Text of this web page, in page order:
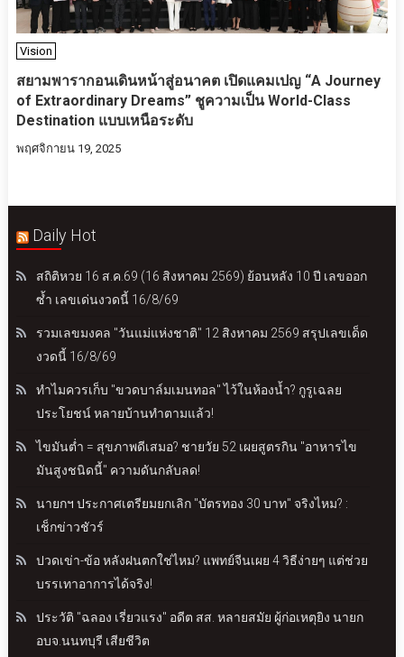
Vision
สยามพารากอนเดินหน้าสู่อนาคต เปิดแคมเปญ “A Journey
of Extraordinary Dreams” ชูความเป็น World-Class
Destination แบบเหนือระดับ
พฤศจิกายน 19, 2025
Daily Hot
สถิติหวย 16 ส.ค.69 (16 สิงหาคม 2569) ย้อนหลัง 10 ปี เลขออก
ซ้ำ เลขเด่นงวดนี้ 16/8/69
รวมเลขมงคล "วันแม่แห่งชาติ" 12 สิงหาคม 2569 สรุปเลขเด็ด
งวดนี้ 16/8/69
ทำไมควรเก็บ "ขวดบาล์มเมนทอล" ไว้ในห้องน้ำ? กูรูเฉลย
ประโยชน์ หลายบ้านทำตามแล้ว!
ไขมันต่ำ = สุขภาพดีเสมอ? ชายวัย 52 เผยสูตรกิน "อาหารไข
มันสูงชนิดนี้" ความดันกลับลด!
นายกฯ ประกาศเตรียมยกเลิก "บัตรทอง 30 บาท" จริงไหม? :
เช็กข่าวชัวร์
ปวดเข่า-ข้อ หลังฝนตกใช่ไหม? แพทย์จีนเผย 4 วิธีง่ายๆ แต่ช่วย
บรรเทาอาการได้จริง!
ประวัติ "ฉลอง เรี่ยวแรง" อดีต สส. หลายสมัย ผู้ก่อเหตุยิง นายก
อบจ.นนทบุรี เสียชีวิต